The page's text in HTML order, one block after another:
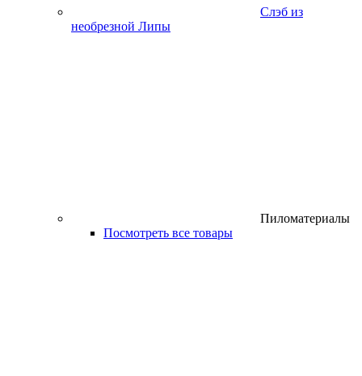
Слэб из
необрезной Липы
Пиломатериалы
Посмотреть все товары